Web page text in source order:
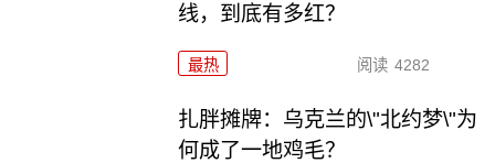
线，到底有多红？
最热 阅读 4282
扎胖摊牌：乌克兰的\"北约梦\"为
何成了一地鸡毛？